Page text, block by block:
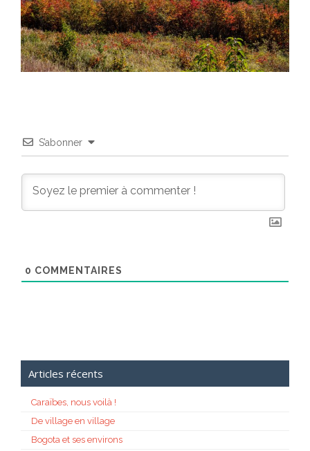
S’abonner
0 COMMENTAIRES
Articles récents
Caraïbes, nous voilà !
De village en village
Bogota et ses environs